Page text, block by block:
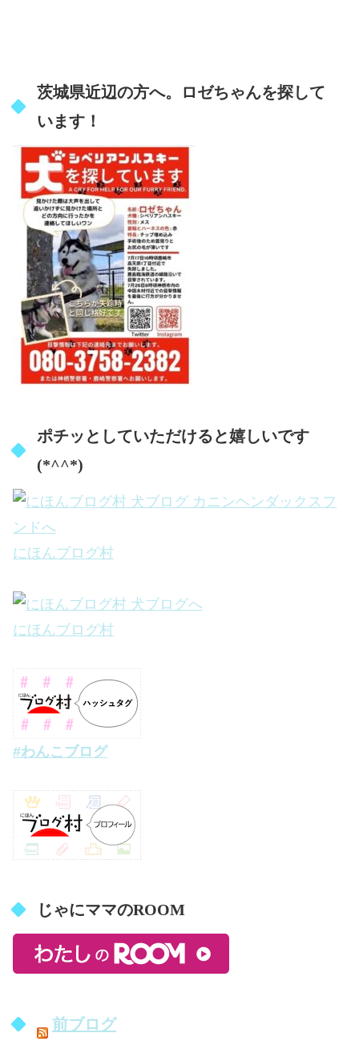
茨城県近辺の方へ。ロゼちゃんを探して
います！
ポチッとしていただけると嬉しいです
(*^^*)
にほんブログ村
にほんブログ村
#わんこブログ
じゃにママのROOM
前ブログ